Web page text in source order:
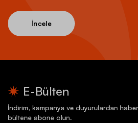
İncele
E-Bülten
İndirim, kampanya ve duyurulardan
bültene abone olun.